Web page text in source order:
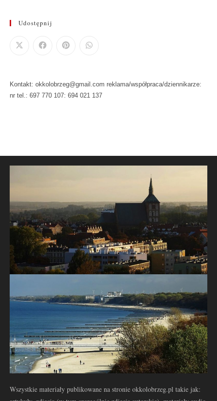
Udostępnij
Kontakt: okkolobrzeg@gmail.com reklama/współpraca/dziennikarze:
nr tel.: 697 770 107: 694 021 137
Wszystkie materiały publikowane na stronie okkolobrzeg.pl takie jak: